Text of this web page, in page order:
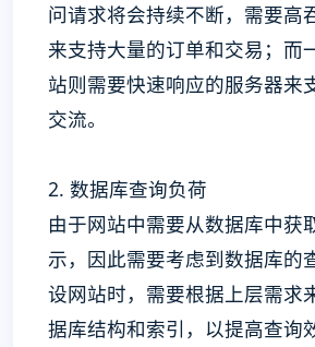
问请求将会持续不断，需要高
来支持大量的订单和交易；而
站则需要快速响应的服务器来
交流。
2. 数据库查询负荷
由于网站中需要从数据库中获
示，因此需要考虑到数据库的
设网站时，需要根据上层需求
据库结构和索引，以提高查询